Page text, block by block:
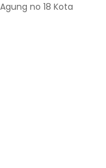
no 18 Kota